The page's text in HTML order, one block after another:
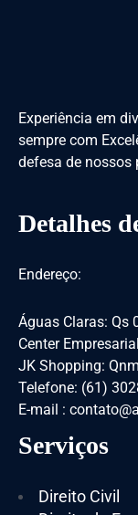
Experiência em
sempre com
defesa de nossos
Detalhes
Endereço:
Águas Claras: Qs
Center
JK Shopping:
Telefone: (61)
E-mail :
Serviços
Direito Civil